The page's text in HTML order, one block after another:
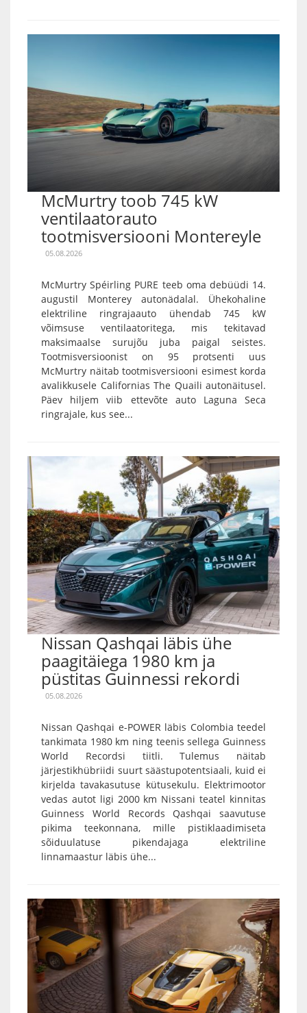
McMurtry toob 745 kW
ventilaatorauto
tootmisversiooni Montereyle
05.08.2026
McMurtry Spéirling PURE teeb oma debüüdi 14.
augustil Monterey autonädalal. Ühekohaline
elektriline ringrajaauto ühendab 745 kW
võimsuse ventilaatoritega, mis tekitavad
maksimaalse surujõu juba paigal seistes.
Tootmisversioonist on 95 protsenti uus
McMurtry näitab tootmisversiooni esimest korda
avalikkusele Californias The Quaili autonäitusel.
Päev hiljem viib ettevõte auto Laguna Seca
ringrajale, kus see...
Nissan Qashqai läbis ühe
paagitäiega 1980 km ja
püstitas Guinnessi rekordi
05.08.2026
Nissan Qashqai e-POWER läbis Colombia teedel
tankimata 1980 km ning teenis sellega Guinness
World Recordsi tiitli. Tulemus näitab
järjestikhübriidi suurt säästupotentsiaali, kuid ei
kirjelda tavakasutuse kütusekulu. Elektrimootor
vedas autot ligi 2000 km Nissani teatel kinnitas
Guinness World Records Qashqai saavutuse
pikima teekonnana, mille pistiklaadimiseta
sõiduulatuse pikendajaga elektriline
linnamaastur läbis ühe...